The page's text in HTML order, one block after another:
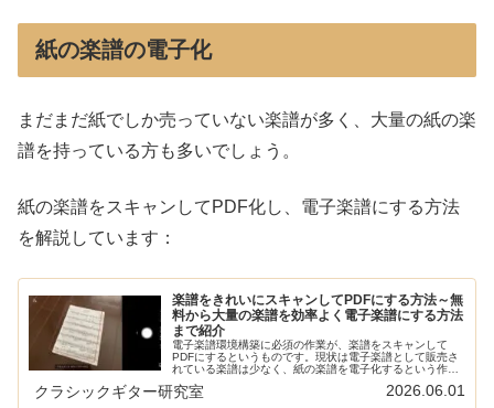
紙の楽譜の電子化
まだまだ紙でしか売っていない楽譜が多く、大量の紙の楽
譜を持っている方も多いでしょう。
紙の楽譜をスキャンしてPDF化し、電子楽譜にする方法
を解説しています：
楽譜をきれいにスキャンしてPDFにする方法～無
料から大量の楽譜を効率よく電子楽譜にする方法
まで紹介
電子楽譜環境構築に必須の作業が、楽譜をスキャンして
PDFにするというものです。現状は電子楽譜として販売さ
れている楽譜は少なく、紙の楽譜を電子化するという作業
が必要といえます。楽譜をきれいに、かつ大量に効率よく
スキャンための方法をご紹介しまし...
クラシックギター研究室 2026.06.01